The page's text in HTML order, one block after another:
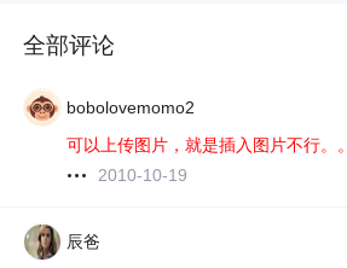
全部评论
bobolovemomo2
可以上传图片，就是插入图片不行。。
2010-10-19
辰爸